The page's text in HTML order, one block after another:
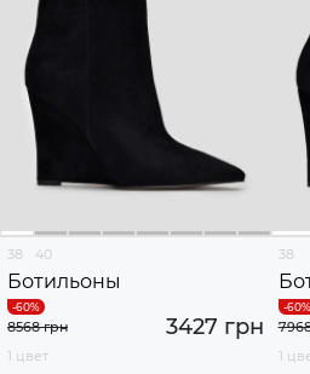
38 40
Ботильоны
3427 грн
8568 грн
1 цвет
38
1